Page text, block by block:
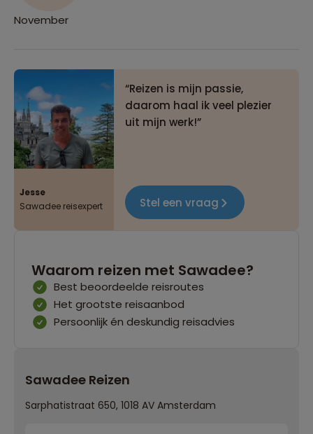
Jesse
Sawadee reisexpert
Reizen is mijn passie,
daarom haal ik veel plezier
uit mijn werk!
Stel een vraag
Waarom reizen met Sawadee?
Best beoordeelde reisroutes
Het grootste reisaanbod
Persoonlijk én deskundig reisadvies
Sawadee Reizen
Sarphatistraat 650, 1018 AV Amsterdam
November